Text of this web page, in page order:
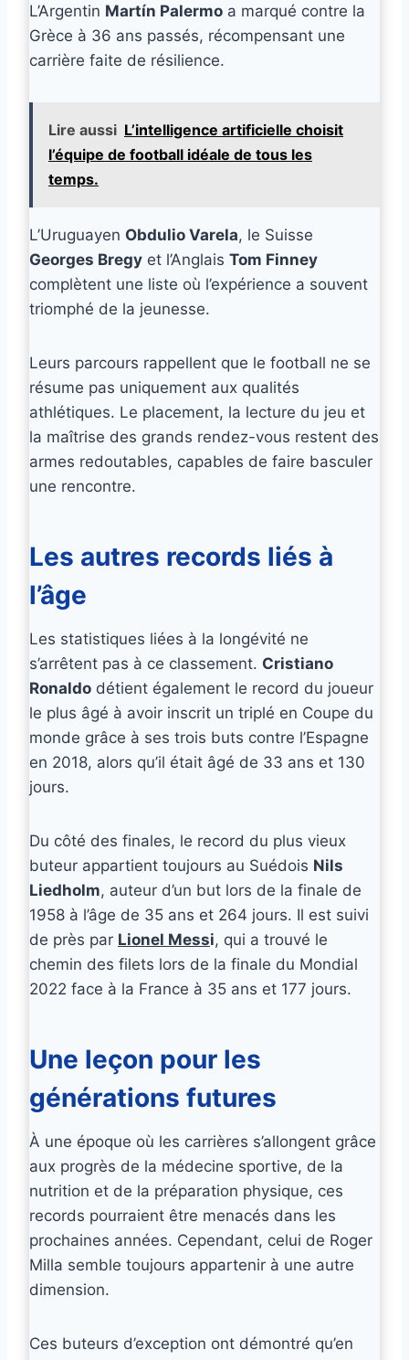
L’Argentin Martín Palermo a marqué contre la
Grèce à 36 ans passés, récompensant une
carrière faite de résilience.
Lire aussi L’intelligence artificielle choisit
l’équipe de football idéale de tous les
temps.
L’Uruguayen Obdulio Varela, le Suisse
Georges Bregy et l’Anglais Tom Finney
complètent une liste où l’expérience a souvent
triomphé de la jeunesse.
Leurs parcours rappellent que le football ne se
résume pas uniquement aux qualités
athlétiques. Le placement, la lecture du jeu et
la maîtrise des grands rendez-vous restent des
armes redoutables, capables de faire basculer
une rencontre.
Les autres records liés à
l’âge
Les statistiques liées à la longévité ne
s’arrêtent pas à ce classement. Cristiano
Ronaldo détient également le record du joueur
le plus âgé à avoir inscrit un triplé en Coupe du
monde grâce à ses trois buts contre l’Espagne
en 2018, alors qu’il était âgé de 33 ans et 130
jours.
Du côté des finales, le record du plus vieux
buteur appartient toujours au Suédois Nils
Liedholm, auteur d’un but lors de la finale de
1958 à l’âge de 35 ans et 264 jours. Il est suivi
de près par Lionel Messi, qui a trouvé le
chemin des filets lors de la finale du Mondial
2022 face à la France à 35 ans et 177 jours.
Une leçon pour les
générations futures
À une époque où les carrières s’allongent grâce
aux progrès de la médecine sportive, de la
nutrition et de la préparation physique, ces
records pourraient être menacés dans les
prochaines années. Cependant, celui de Roger
Milla semble toujours appartenir à une autre
dimension.
Ces buteurs d’exception ont démontré qu’en